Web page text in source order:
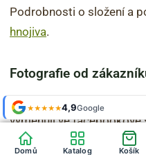
Podrobnosti o složení a
hnojiva.
Fotografie od
Nejvíc fotek gloxínií i
vyměňují ve
ukažte tu svoji.
★★★★★4,9Google
Shop roku'24 + '25
Domů Katalog Košík